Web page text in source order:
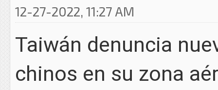
12-27-2022, 11:27 AM
Taiwán denuncia
chinos en su zona